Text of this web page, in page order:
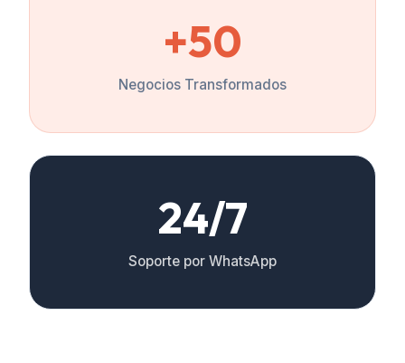
+50
Negocios Transformados
24/7
Soporte por WhatsApp